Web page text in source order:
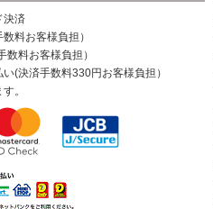
決済
料お客様負担）
料お客様負担）
(決済手数料330円お客様負担）
。